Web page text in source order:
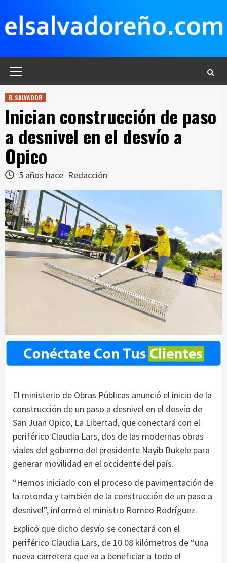
contenido
EL SALVADOR
Inician construcción de paso
a desnivel en el desvío a
Opico
5 años hace Redacción
El ministerio de Obras Públicas anunció el inicio de la
construcción de un paso a desnivel en el desvío de
San Juan Opico, La Libertad, que conectará con el
periférico Claudia Lars, dos de las modernas obras
viales del gobierno del presidente Nayib Bukele para
generar movilidad en el occidente del país.
“Hemos iniciado con el proceso de pavimentación de
la rotonda y también de la construcción de un paso a
desnivel”, informó el ministro Romeo Rodríguez.
Explicó que dicho desvío se conectará con el
periférico Claudia Lars, de 10.08 kilómetros de “una
nueva carretera que va a beneficiar a todo el